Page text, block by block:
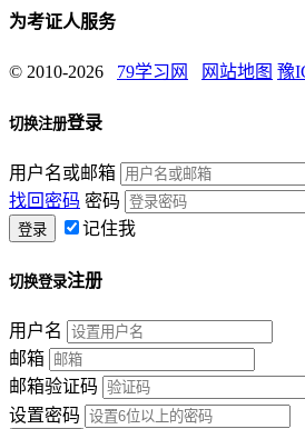
为考证人服务
© 2010-2026 79学习网 网站地图 豫
切换注册登录
用户名或邮箱
找回密码 密码
记住我
切换登录注册
用户名
邮箱
邮箱验证码
设置密码